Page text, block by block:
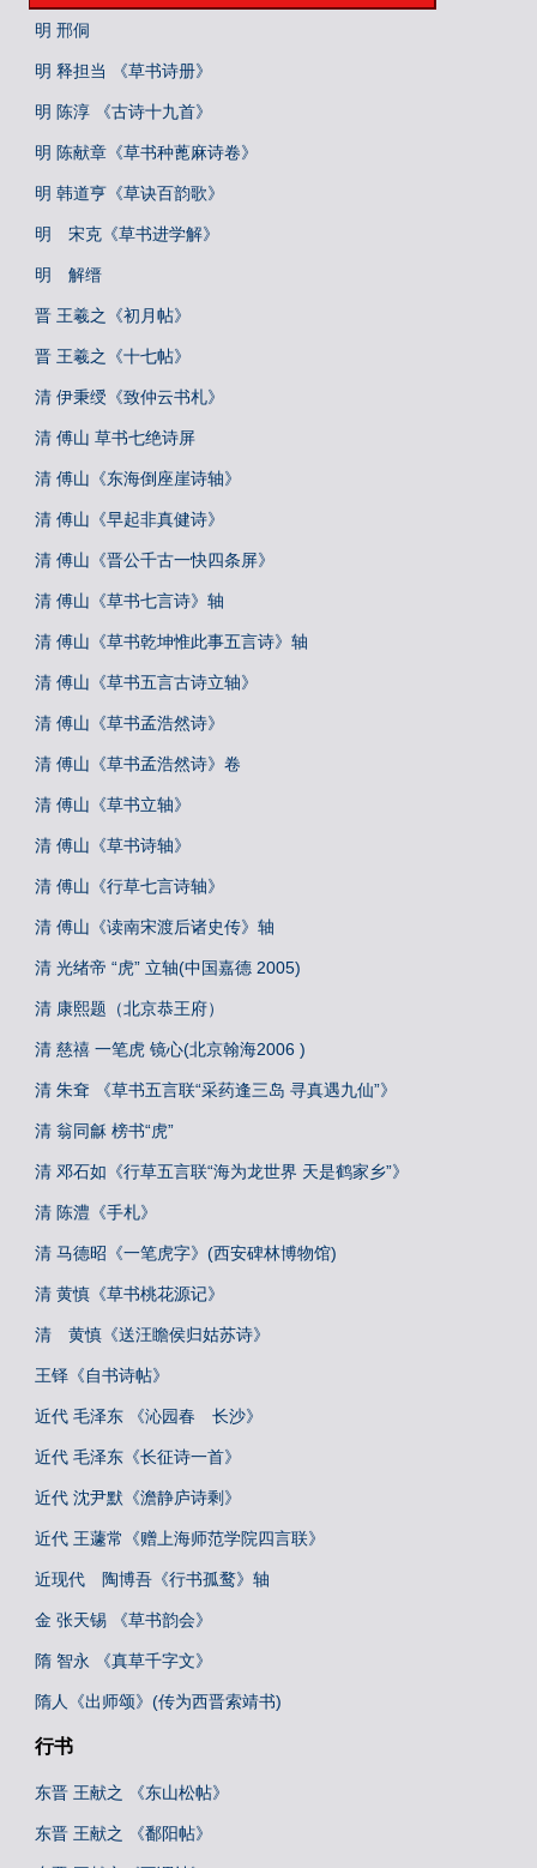
明 邢侗
明 释担当 《草书诗册》
明 陈淳 《古诗十九首》
明 陈献章《草书种蓖麻诗卷》
明 韩道亨《草诀百韵歌》
明 宋克《草书进学解》
明 解缙
晋 王羲之《初月帖》
晋 王羲之《十七帖》
清 伊秉绶《致仲云书札》
清 傅山 草书七绝诗屏
清 傅山《东海倒座崖诗轴》
清 傅山《早起非真健诗》
清 傅山《晋公千古一快四条屏》
清 傅山《草书七言诗》轴
清 傅山《草书乾坤惟此事五言诗》轴
清 傅山《草书五言古诗立轴》
清 傅山《草书孟浩然诗》
清 傅山《草书孟浩然诗》卷
清 傅山《草书立轴》
清 傅山《草书诗轴》
清 傅山《行草七言诗轴》
清 傅山《读南宋渡后诸史传》轴
清 光绪帝 “虎” 立轴(中国嘉德 2005)
清 康熙题（北京恭王府）
清 慈禧 一笔虎 镜心(北京翰海2006 )
清 朱耷 《草书五言联“采药逢三岛 寻真遇九仙”》
清 翁同龢 榜书“虎”
清 邓石如《行草五言联“海为龙世界 天是鹤家乡”》
清 陈澧《手札》
清 马德昭《一笔虎字》(西安碑林博物馆)
清 黄慎《草书桃花源记》
清 黄慎《送汪瞻侯归姑苏诗》
王铎《自书诗帖》
近代 毛泽东 《沁园春 长沙》
近代 毛泽东《长征诗一首》
近代 沈尹默《澹静庐诗剩》
近代 王蘧常《赠上海师范学院四言联》
近现代 陶博吾《行书孤鹜》轴
金 张天锡 《草书韵会》
隋 智永 《真草千字文》
隋人《出师颂》(传为西晋索靖书)
行书
东晋 王献之 《东山松帖》
东晋 王献之 《鄱阳帖》